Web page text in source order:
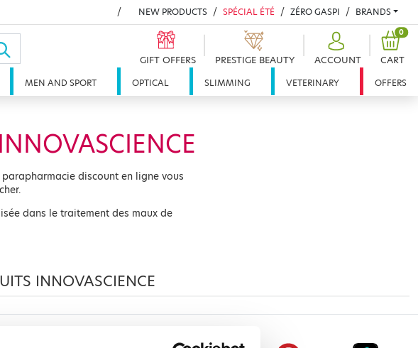
NEW PRODUCTS SPÉCIAL ÉTÉ ZÉRO GASPI BRANDS
GIFT OFFERS PRESTIGE BEAUTY ACCOUNT CART
0
MEN AND SPORT OPTICAL SLIMMING VETERINARY OFFERS
parapharmacie discount en ligne vous
cher.
dans le traitement des maux de
INNOVASCIENCE